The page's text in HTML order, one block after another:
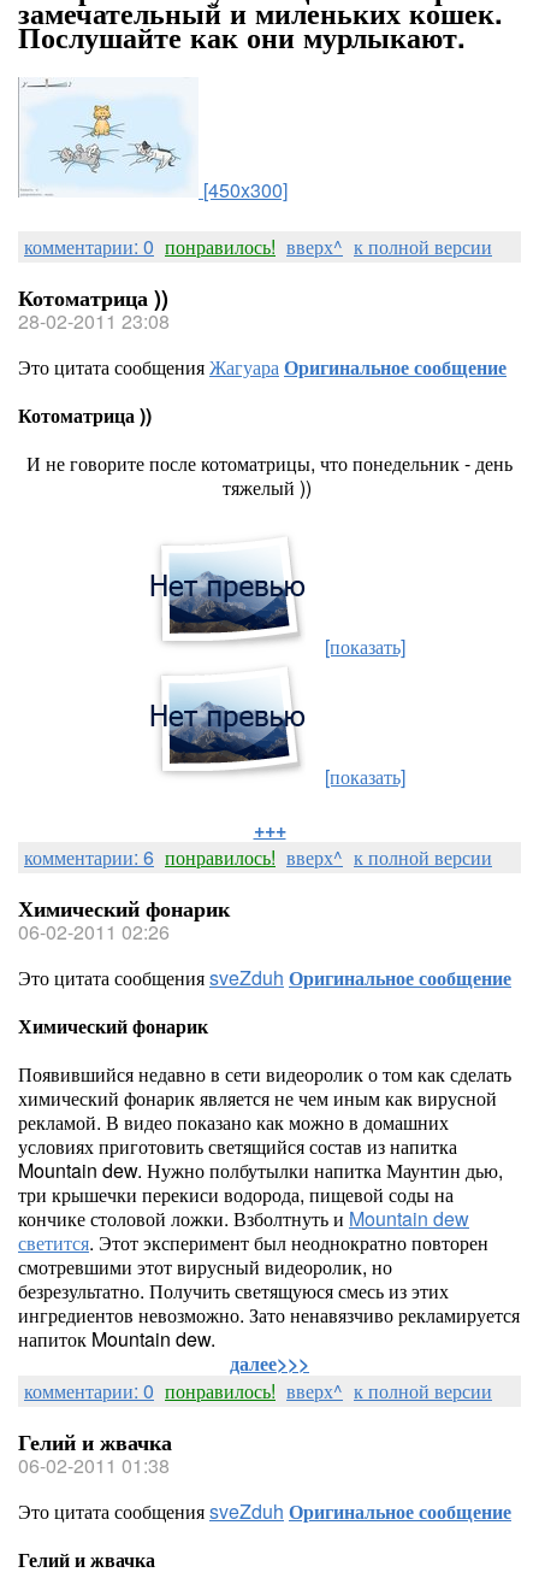
замечательный и миленьких кошек.
Послушайте как они мурлыкают.
[450x300]
комментарии: 0 понравилось! вверх^ к полной версии
Котоматрица ))
28-02-2011 23:08
Это цитата сообщенияЖагуараОригинальное сообщение
Котоматрица ))
И не говорите после котоматрицы, что понедельник - день
тяжелый ))
[показать]
[показать]
+++
комментарии: 6 понравилось! вверх^ к полной версии
Химический фонарик
06-02-2011 02:26
Это цитата сообщенияsveZduh Оригинальное сообщение
Химический фонарик
Появившийся недавно в сети видеоролик о том как сделать
химический фонарик является не чем иным как вирусной
рекламой. В видео показано как можно в домашних
условиях приготовить светящийся состав из напитка
Mountain dew. Нужно полбутылки напитка Маунтин дью,
три крышечки перекиси водорода, пищевой соды на
кончике столовой ложки. Взболтнуть и Mountain dew
светится. Этот эксперимент был неоднократно повторен
смотревшими этот вирусный видеоролик, но
безрезультатно. Получить светящуюся смесь из этих
ингредиентов невозможно. Зато ненавязчиво рекламируется
напиток Mountain dew.
далее>>>
комментарии: 0 понравилось! вверх^ к полной версии
Гелий и жвачка
06-02-2011 01:38
Это цитата сообщенияsveZduh Оригинальное сообщение
Гелий и жвачка